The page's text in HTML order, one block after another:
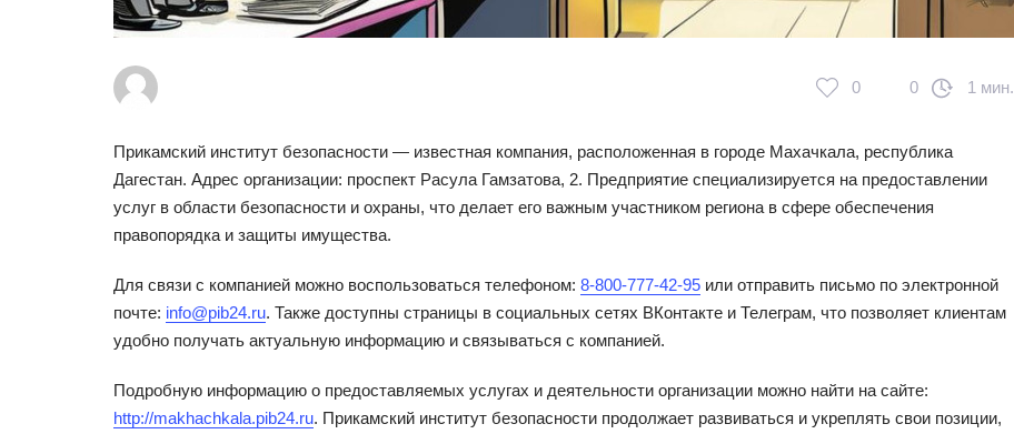
0 0 1 мин.
Прикамский институт безопасности — известная компания, расположенная в городе Махачкала, республика
Дагестан. Адрес организации: проспект Расула Гамзатова, 2. Предприятие специализируется на предоставлении
услуг в области безопасности и охраны, что делает его важным участником региона в сфере обеспечения
правопорядка и защиты имущества.
Для связи с компанией можно воспользоваться телефоном: 8-800-777-42-95 или отправить письмо по электронной
почте: info@pib24.ru. Также доступны страницы в социальных сетях ВКонтакте и Телеграм, что позволяет клиентам
удобно получать актуальную информацию и связываться с компанией.
Подробную информацию о предоставляемых услугах и деятельности организации можно найти на сайте:
http://makhachkala.pib24.ru. Прикамский институт безопасности продолжает развиваться и укреплять свои позиции,